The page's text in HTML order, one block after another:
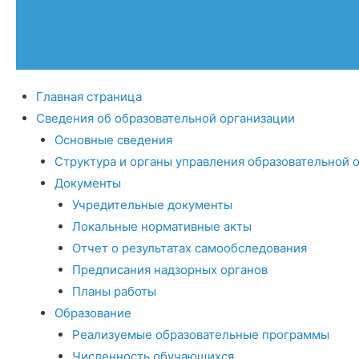
Главная страница
Сведения об образовательной организации
Основные сведения
Структура и органы управления образовательной
Документы
Учредительные документы
Локальные нормативные акты
Отчет о результатах самообследования
Предписания надзорных органов
Планы работы
Образование
Реализуемые образовательные программы